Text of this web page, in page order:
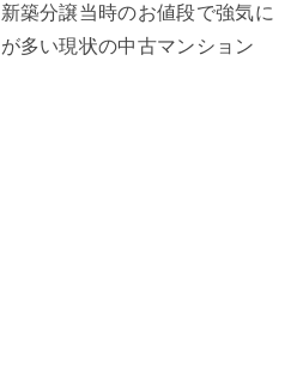
築分譲当時のお値段で強気に
多い現状の中古マンション